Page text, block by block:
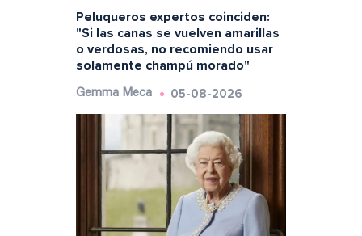
Peluqueros expertos coinciden:
"Si las canas se vuelven amarillas
o verdosas, no recomiendo usar
solamente champú morado"
Gemma Meca 05-08-2026